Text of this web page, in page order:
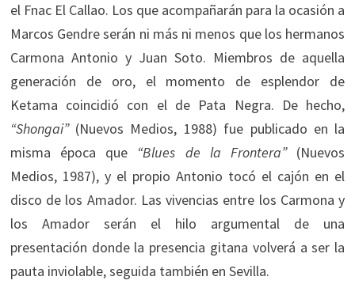
el Fnac El Callao. Los que acompañarán para la ocasión a
Marcos Gendre serán ni más ni menos que los hermanos
Carmona Antonio y Juan Soto. Miembros de aquella
generación de oro, el momento de esplendor de
Ketama coincidió con el de Pata Negra. De hecho,
“Shongai”(Nuevos Medios, 1988) fue publicado en la
misma época que “Blues de la Frontera”(Nuevos
Medios, 1987), y el propio Antonio tocó el cajón en el
disco de los Amador. Las vivencias entre los Carmona y
los Amador serán el hilo argumental de una
presentación donde la presencia gitana volverá a ser la
pauta inviolable, seguida también en Sevilla.